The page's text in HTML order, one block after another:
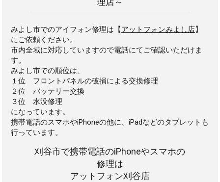
みよし市でのアイフォン修理は【アットフォンみよし店】
にご依頼ください。
市内全域に対応していますので電話にてご確認いただけま
す。
みよし市での順位は、
１位 フロントパネルの破損による交換修理
２位 バッテリー交換
３位 水没修理
になっています。
携帯電話のスマホやiPhoneの他に、iPadなどのタブレットも
行っています。
刈谷市で携帯電話のiPhoneやスマホの
修理は
アットフォン刈谷店